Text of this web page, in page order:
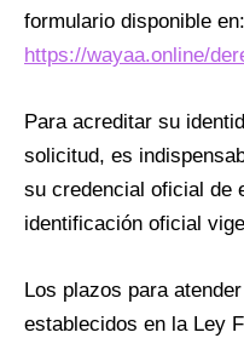
formulario disponible en:
https://wayaa.online/
Para acreditar su
solicitud, es
su credencial oficial de
identificación oficial
Los plazos para
establecidos en la Ley